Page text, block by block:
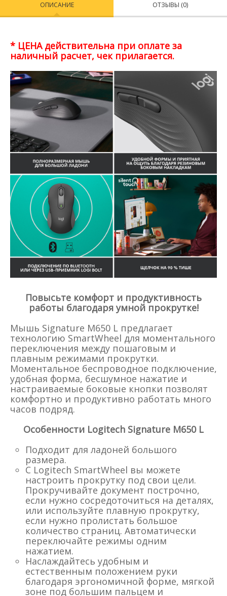
ОПИСАНИЕ ОТЗЫВЫ (0)
* ЦЕНА действительна при оплате за
наличный расчет, чек прилагается.
Повысьте комфорт и продуктивность
работы благодаря умной прокрутке!
Мышь Signature M650 L предлагает
технологию SmartWheel для моментального
переключения между пошаговым и
плавным режимами прокрутки.
Моментальное беспроводное подключение,
удобная форма, бесшумное нажатие и
настраиваемые боковые кнопки позволят
комфортно и продуктивно работать много
часов подряд.
Особенности Logitech Signature M650 L
Подходит для ладоней большого
размера.
С Logitech SmartWheel вы можете
настроить прокрутку под свои цели.
Прокручивайте документ построчно,
если нужно сосредоточиться на деталях,
или используйте плавную прокрутку,
если нужно пролистать большое
количество страниц. Автоматически
переключайте режимы одним
нажатием.
Наслаждайтесь удобным и
естественным положением руки
благодаря эргономичной форме, мягкой
зоне под большим пальцем и